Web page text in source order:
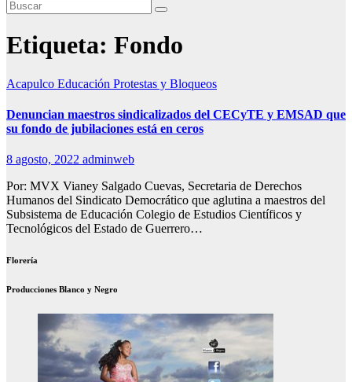
Etiqueta: Fondo
Acapulco Educación Protestas y Bloqueos
Denuncian maestros sindicalizados del CECyTE y EMSAD que
su fondo de jubilaciones está en ceros
8 agosto, 2022 adminweb
Por: MVX Vianey Salgado Cuevas, Secretaria de Derechos
Humanos del Sindicato Democrático que aglutina a maestros del
Subsistema de Educación Colegio de Estudios Científicos y
Tecnológicos del Estado de Guerrero…
Florería
Producciones Blanco y Negro